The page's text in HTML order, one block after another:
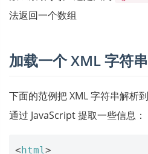
法返回一个数组
加载一个 XML 字符
下面的范例把 XML 字符串解析
通过 JavaScript 提取一些信息：
<html>